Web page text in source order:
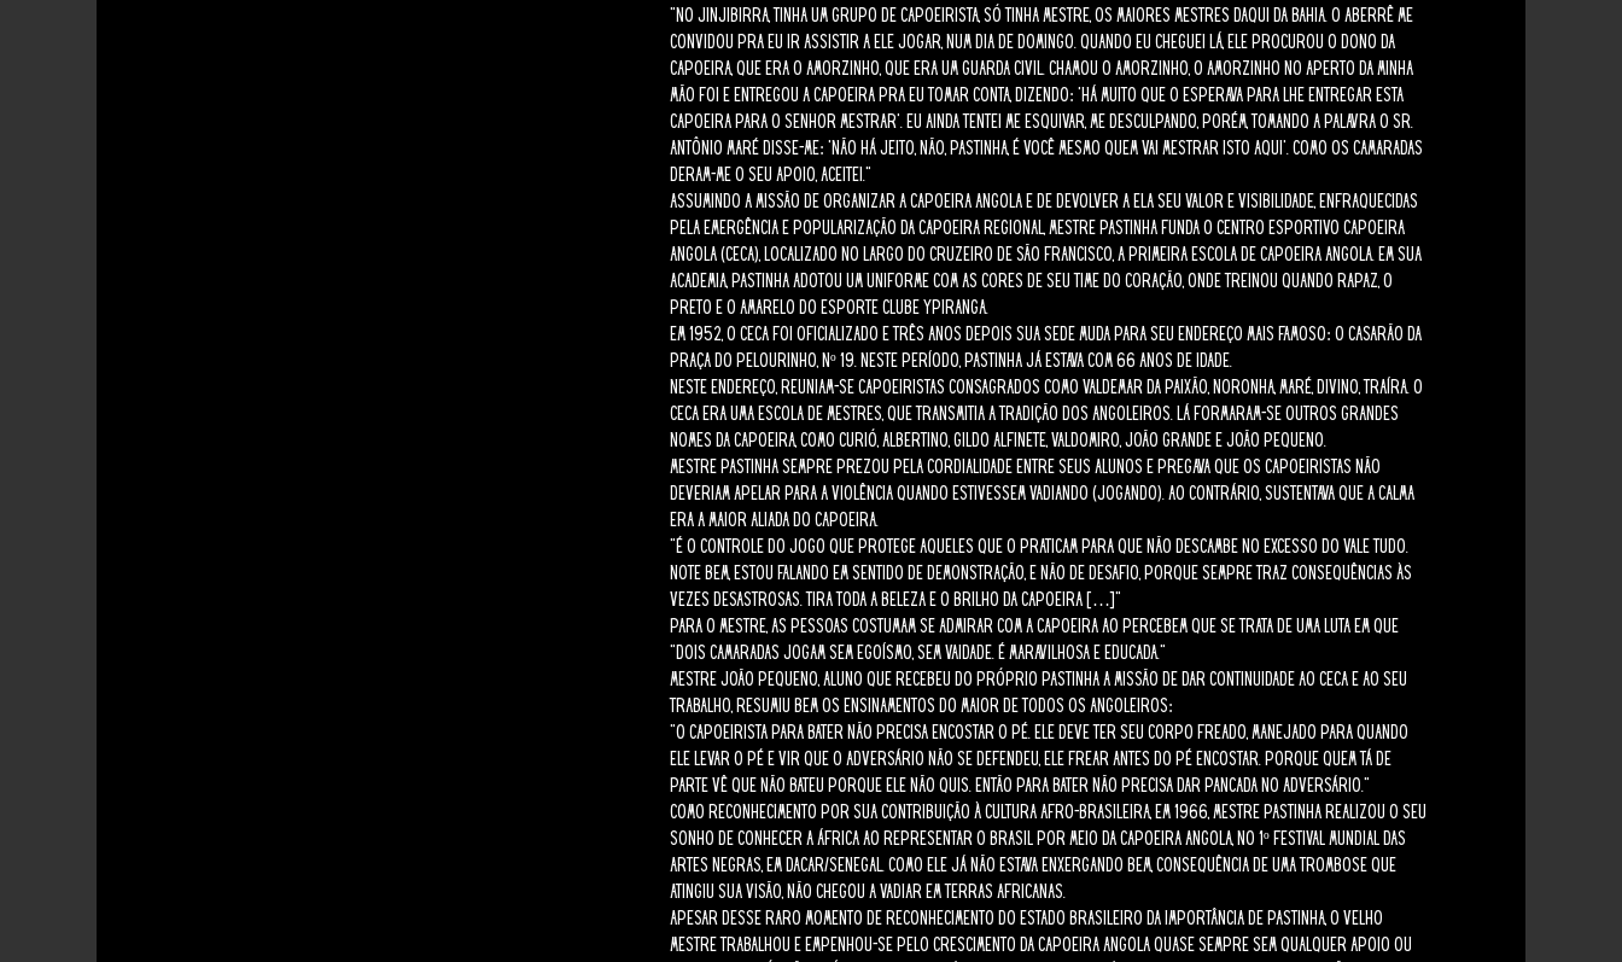
“No Jinjibirra, tinha um grupo de capoeirista, só tinha mestre, os maiores mestres daqui da Bahia. O Aberrê me
convidou pra eu ir assistir a ele jogar, num dia de domingo. Quando eu cheguei lá, ele procurou o dono da
capoeira, que era o Amorzinho, que era um guarda civil. Chamou o Amorzinho, o Amorzinho no aperto da minha
mão foi e entregou a capoeira pra eu tomar conta, dizendo: ‘Há muito que o esperava para lhe entregar esta
capoeira para o senhor mestrar’. Eu ainda tentei me esquivar, me desculpando, porém, tomando a palavra o Sr.
Antônio Maré disse-me: ‘Não há jeito, não, Pastinha, é você mesmo quem vai mestrar isto aqui’. Como os camaradas
deram-me o seu apoio, aceitei.”
Assumindo a missão de organizar a Capoeira Angola e de devolver a ela seu valor e visibilidade, enfraquecidas
pela emergência e popularização da Capoeira Regional, Mestre Pastinha funda o Centro Esportivo Capoeira
Angola (CECA), localizado no Largo do Cruzeiro de São Francisco, a primeira escola de Capoeira Angola. Em sua
academia, Pastinha adotou um uniforme com as cores de seu time do coração, onde treinou quando rapaz, o
preto e o amarelo do Esporte Clube Ypiranga.
Em 1952, o CECA foi oficializado e três anos depois sua sede muda para seu endereço mais famoso: o casarão da
Praça do Pelourinho, nº 19. Neste período, Pastinha já estava com 66 anos de idade.
Neste endereço, reuniam-se capoeiristas consagrados como Valdemar da Paixão, Noronha, Maré, Divino, Traíra. O
CECA era uma escola de mestres, que transmitia a tradição dos angoleiros. Lá formaram-se outros grandes
nomes da capoeira, como Curió, Albertino, Gildo Alfinete, Valdomiro, João Grande e João Pequeno.
Mestre Pastinha sempre prezou pela cordialidade entre seus alunos e pregava que os capoeiristas não
deveriam apelar para a violência quando estivessem vadiando (jogando). Ao contrário, sustentava que a calma
era a maior aliada do capoeira.
“É o controle do jogo que protege aqueles que o praticam para que não descambe no excesso do vale tudo.
Note bem, estou falando em sentido de demonstração, e não de desafio, porque sempre traz consequências às
vezes desastrosas. Tira toda a beleza e o brilho da capoeira […]”
Para o Mestre, as pessoas costumam se admirar com a capoeira ao percebem que se trata de uma luta em que
“dois camaradas jogam sem egoísmo, sem vaidade. É maravilhosa e educada.”
Mestre João Pequeno, aluno que recebeu do próprio Pastinha a missão de dar continuidade ao CECA e ao seu
trabalho, resumiu bem os ensinamentos do maior de todos os angoleiros:
“O capoeirista para bater não precisa encostar o pé. Ele deve ter seu corpo freado, manejado para quando
ele levar o pé e vir que o adversário não se defendeu, ele frear antes do pé encostar. Porque quem tá de
parte vê que não bateu porque ele não quis. Então para bater não precisa dar pancada no adversário.”
Como reconhecimento por sua contribuição à cultura afro-brasileira, em 1966, Mestre Pastinha realizou o seu
sonho de conhecer a África ao representar o Brasil por meio da Capoeira Angola, no 1º Festival Mundial das
Artes Negras, em Dacar/Senegal. Como ele já não estava enxergando bem, consequência de uma trombose que
atingiu sua visão, não chegou a vadiar em terras africanas.
Apesar desse raro momento de reconhecimento do Estado brasileiro da importância de Pastinha, o Velho
Mestre trabalhou e empenhou-se pelo crescimento da Capoeira Angola quase sempre sem qualquer apoio ou